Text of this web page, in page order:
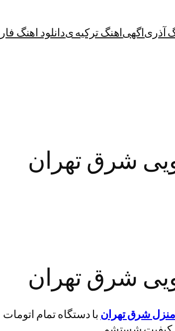
آذریاگهیاهنگ ترکیه یدانلود اهنگ
شرق تهران
شرق تهران
شرق تهران با دستگاه تمام اتومات